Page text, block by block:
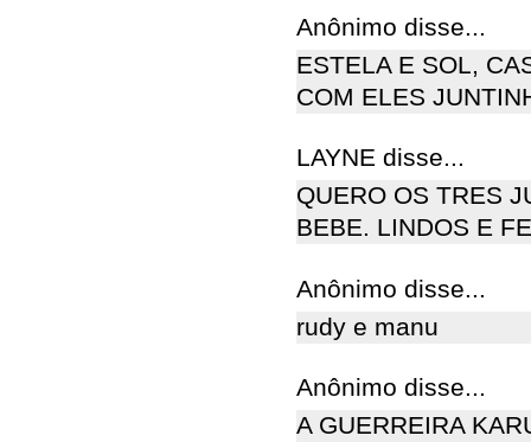
Anônimo disse...
ESTELA E SOL,
COM ELES
LAYNE disse...
QUERO OS TRES
BEBE. LINDOS E
Anônimo disse...
rudy e manu
Anônimo disse...
A GUERREIRA